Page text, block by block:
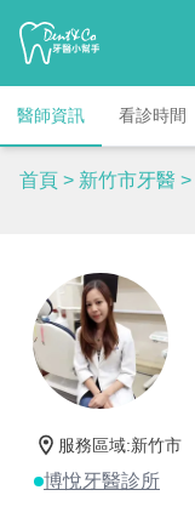
醫師資訊 看診時間
首頁 > 新竹市牙醫 >
服務區域:新竹市
博悅牙醫診所